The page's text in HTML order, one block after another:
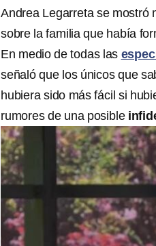
Andrea Legarreta se mostró
sobre la familia que había
En medio de todas las
señaló que los únicos que
hubiera sido más fácil si
rumores de una posible